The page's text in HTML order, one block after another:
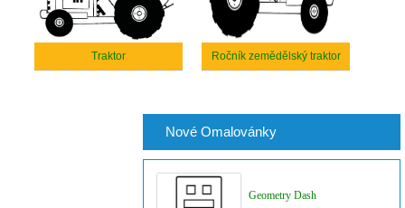
Traktor Ročník zemědělský traktor
Nové Omalovánky
Geometry Dash